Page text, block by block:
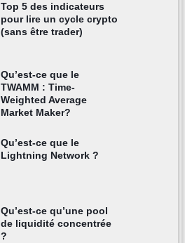
Top 5 des indicateurs
pour lire un cycle crypto
(sans être trader)
Qu’est-ce que le
TWAMM : Time-
Weighted Average
Market Maker?
Qu’est-ce que le
Lightning Network ?
Qu’est-ce qu’une pool
de liquidité concentrée
?